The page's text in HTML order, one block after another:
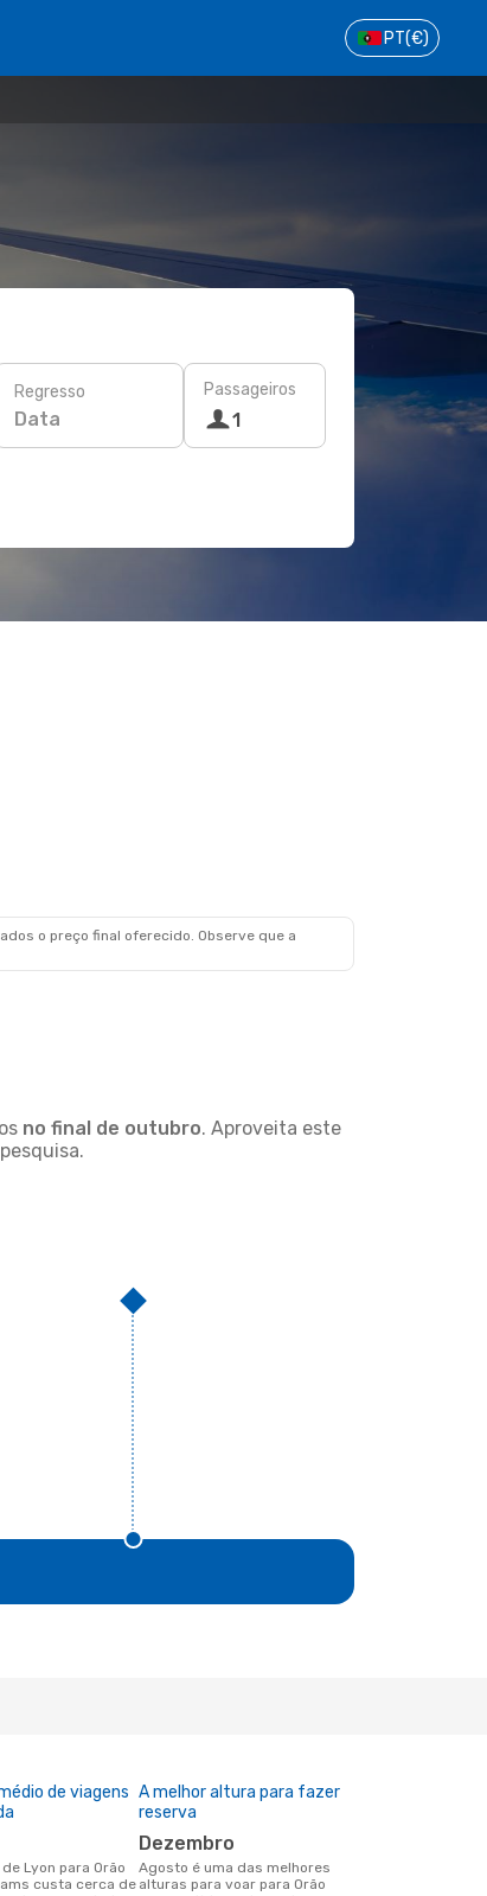
PT(€)
Regresso
Data
Passageiros
1
o preço final oferecido. Observe que a
no final de outubro. Aproveita este
de viagens
custa cerca de
A melhor altura para fazer
reserva
dezembro
agosto é uma das melhores
alturas para voar para Orão